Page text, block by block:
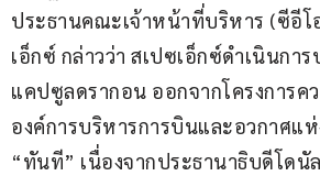
ประธานคณะเจ้าหน้าที่บริหาร (ซีอีโ
เอ็กซ์ กล่าวว่า สเปซเอ็กซ์ดำเนินกา
แคปซูลดรากอน ออกจากโครงการค
องค์การบริหารการบินและอวกาศแ
“ทันที” เนื่องจากประธานาธิบดีโดนั